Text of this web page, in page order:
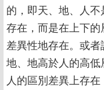
的，即天、地、人
存在，而是在上下
差異性地存在。或者
地、地高於人的高
人的區別差異上存